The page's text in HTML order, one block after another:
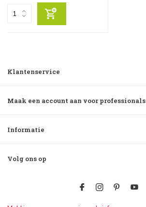
Klantenservice
Maak een account aan voor professionals
Informatie
Volg ons op